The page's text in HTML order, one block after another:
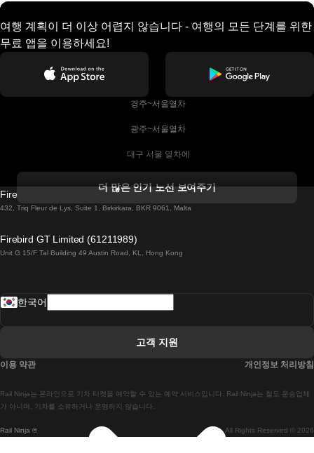
여행 계획이 더 이상 어렵지 않습니다 - 여행의 모든 단계를 위한
무료 앱을 이용하세요!
경주~서울열차
광주~서울열차
대구 서울 열차에
더블린에서 골웨이 열차
로마에서 나폴리 열차
마드리드-리스본 열차
마드리드에서 바르셀로나로 가는 고속 열차
더 많은 인기 노선 보여주기
Firebird GT Limited (OC 1451)
432, Triq Fleur de Lys, Suite 1, Birkirkara, BKR 9061, Malta
Firebird GT Limited (61211989)
Unit G 15/F Tal Building 49 Austin Road, KL, Hong Kong
Rail Ninja ® All Rights Reserved © 2026
Rail Ninja는 온라인으로 기차 티켓을 예약할 수 있는 예약 서비스입니다. Rail Ninja는 철도 운송업체
가 아니며, 기차를 소유하거나 운영하지 않습니다.
한국어
고객 지원
이용 약관 개인정보 처리방침